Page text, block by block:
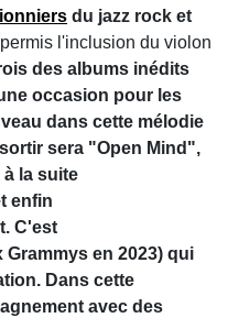
du jazz rock et
l'inclusion du violon
des albums inédits
occasion pour les
dans cette mélodie
sera "Open Mind",
à la suite
enfin
C'est
en 2023) qui
Dans cette
avec des